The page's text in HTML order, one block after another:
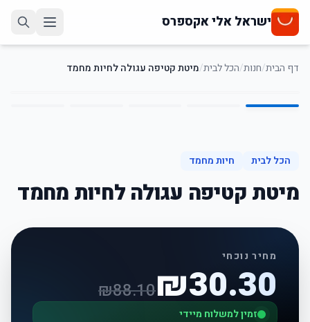
ישראל אלי אקספרס
דף הבית/חנות/הכל לבית/מיטת קטיפה עגולה לחיות מחמד
1
/
5
הכל לבית חיות מחמד
מיטת קטיפה עגולה לחיות מחמד
מחיר נוכחי
₪30.30
₪88.10
זמין למשלוח מיידי